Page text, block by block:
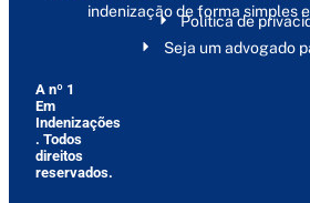
indenização de forma simples
Política de
Seja um advogado
A nº 1
Em
Indenizações
. Todos
direitos
reservados.